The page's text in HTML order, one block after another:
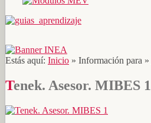
Estás aquí: Inicio » Información para »
Tenek. Asesor. MIBES 1